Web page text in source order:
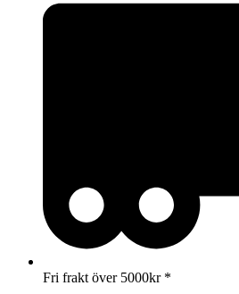
Fri frakt över 5000kr *